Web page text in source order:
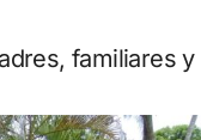
familiares